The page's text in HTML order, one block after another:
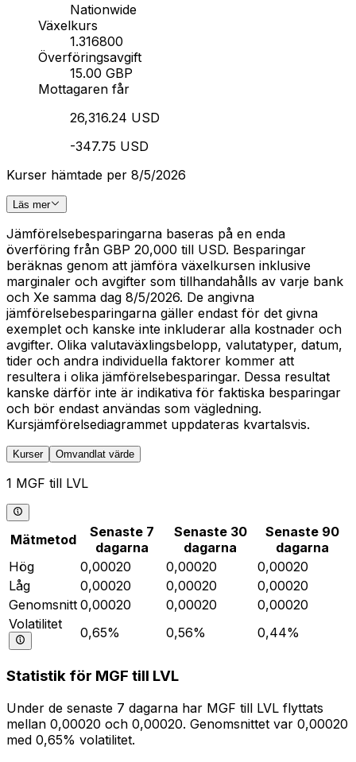
Nationwide
Växelkurs
1.316800
Överföringsavgift
15.00 GBP
Mottagaren får
26,316.24 USD
-347.75 USD
Kurser hämtade per 8/5/2026
Läs mer
Jämförelsebesparingarna baseras på en enda
överföring från GBP 20,000 till USD. Besparingar
beräknas genom att jämföra växelkursen inklusive
marginaler och avgifter som tillhandahålls av varje bank
och Xe samma dag 8/5/2026. De angivna
jämförelsebesparingarna gäller endast för det givna
exemplet och kanske inte inkluderar alla kostnader och
avgifter. Olika valutaväxlingsbelopp, valutatyper, datum,
tider och andra individuella faktorer kommer att
resultera i olika jämförelsebesparingar. Dessa resultat
kanske därför inte är indikativa för faktiska besparingar
och bör endast användas som vägledning.
Kursjämförelsediagrammet uppdateras kvartalsvis.
Kurser Omvandlat värde
1 MGF till LVL
Mätmetod
Senaste 7
dagarna
Senaste 30
dagarna
Senaste 90
dagarna
Hög
0,00020 0,00020
0,00020
Låg
0,00020 0,00020
0,00020
Genomsnitt 0,00020 0,00020
0,00020
Volatilitet
0,65% 0,56% 0,44%
Statistik för MGF till LVL
Under de senaste 7 dagarna har MGF till LVL flyttats
mellan 0,00020 och 0,00020. Genomsnittet var 0,00020
med 0,65% volatilitet.